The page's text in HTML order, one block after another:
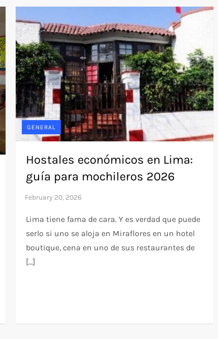
GENERAL
Hostales económicos en Lima:
guía para mochileros 2026
Lima tiene fama de cara. Y es verdad que puede
serlo si uno se aloja en Miraflores en un hotel
boutique, cena en uno de sus restaurantes de
[…]